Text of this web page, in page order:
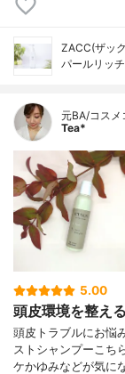
ZACC(ザッ
パールリッ
元BA/コスメ
Tea*
5.00
頭皮環境を整え
頭皮トラブルにお悩
ストシャンプーこち
ケかゆみなどが気に